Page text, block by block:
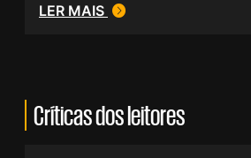
LER MAIS
Críticas dos leitores